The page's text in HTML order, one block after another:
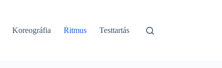
Koreográfia Ritmus Testtartás